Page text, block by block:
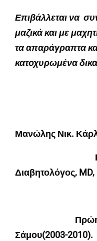
Επιβάλλεται να
μαζικά και με
τα απαράγραπτα
κατοχυρωμένα
Μανώλης Νικ.
Διαβητολόγος, MD,
σ.
Πρώην
Σάμου(2003-